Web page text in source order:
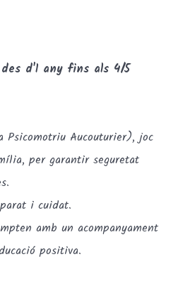
d'1 any fins als 4/5
Psicomotriu Aucouturier), joc
per garantir seguretat
i cuidat.
amb un acompanyament
positiva.